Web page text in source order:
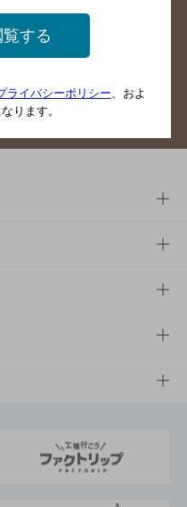
グイン
ご感想
ビリティ経営
する
ライバシーポリシー、およ
ります。